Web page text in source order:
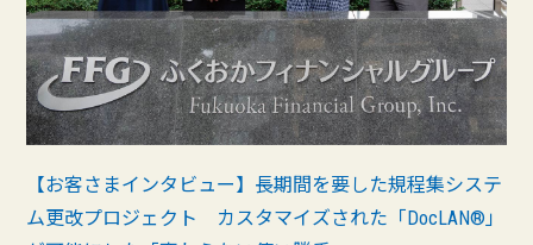
【お客さまインタビュー】長期間を要した規程集システ
ム更改プロジェクト カスタマイズされた「DocLAN®」